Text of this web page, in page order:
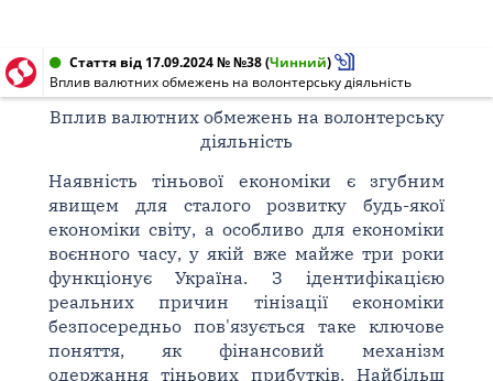
Стаття від 17.09.2024 № №38(Чинний)
Вплив валютних обмежень на волонтерську діяльність
Вплив валютних обмежень на волонтерську
діяльність
Наявність тіньової економіки є згубним
явищем для сталого розвитку будь-якої
економіки світу, а особливо для економіки
воєнного часу, у якій вже майже три роки
функціонує Україна. З ідентифікацією
реальних причин тінізації економіки
безпосередньо пов'язується таке ключове
поняття, як фінансовий механізм
одержання тіньових прибутків. Найбільш